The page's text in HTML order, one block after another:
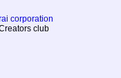
corporation
club